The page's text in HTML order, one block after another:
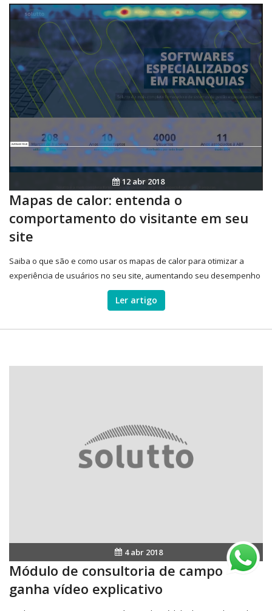
12 abr 2018
Mapas de calor: entenda o
comportamento do visitante em seu
site
Saiba o que são e como usar os mapas de calor para otimizar a
experiência de usuários no seu site, aumentando seu desempenho
Ler artigo
4 abr 2018
Módulo de consultoria de campo
ganha vídeo explicativo